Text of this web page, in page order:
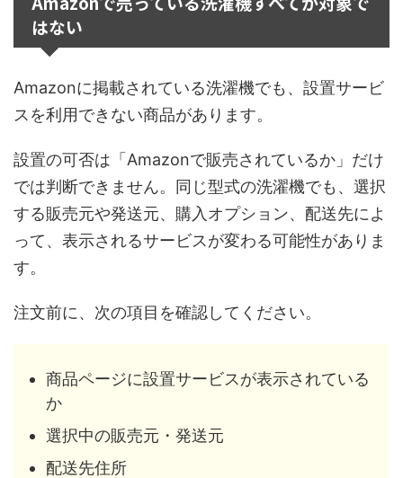
はない
Amazonに掲載されている洗濯機でも、設置サービ
スを利用できない商品があります。
設置の可否は「Amazonで販売されているか」だけ
では判断できません。同じ型式の洗濯機でも、選択
する販売元や発送元、購入オプション、配送先によ
って、表示されるサービスが変わる可能性がありま
す。
注文前に、次の項目を確認してください。
商品ページに設置サービスが表示されている
か
選択中の販売元・発送元
配送先住所